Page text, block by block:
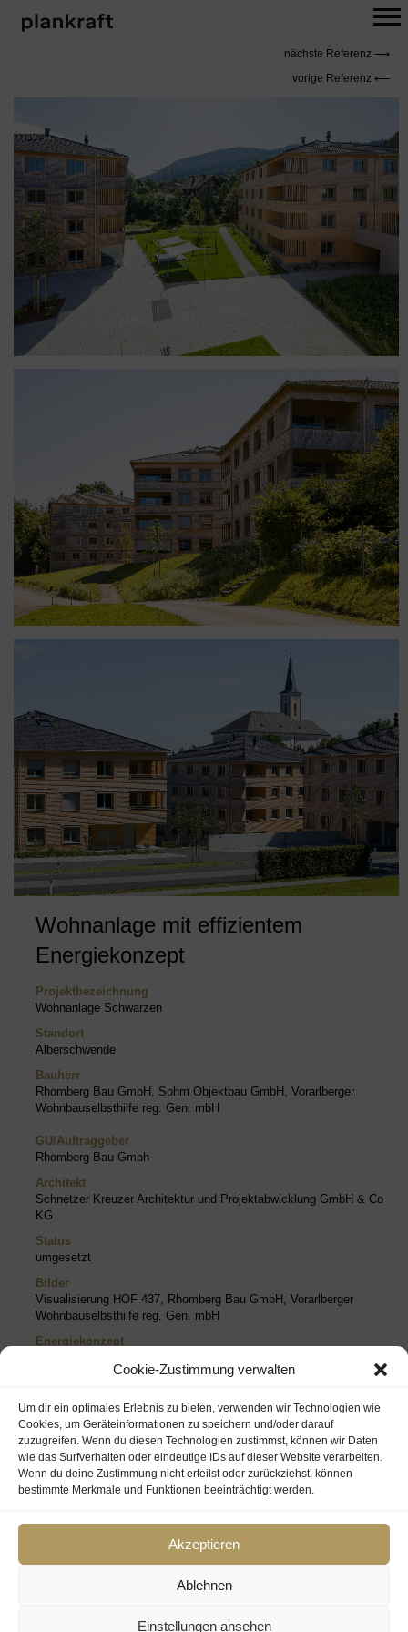
Cookie-Zustimmung verwalten
Um dir ein optimales Erlebnis zu bieten, verwenden wir Technologien wie
Cookies, um Geräteinformationen zu speichern und/oder darauf
zuzugreifen. Wenn du diesen Technologien zustimmst, können wir Daten
wie das Surfverhalten oder eindeutige IDs auf dieser Website verarbeiten.
Wenn du deine Zustimmung nicht erteilst oder zurückziehst, können
bestimmte Merkmale und Funktionen beeinträchtigt werden.
Akzeptieren
Ablehnen
Einstellungen ansehen
nächste Referenz ⟶
vorige Referenz ⟵
Wohnanlage mit effizientem
Energiekonzept
Projektbezeichnung
Wohnanlage Schwarzen
Standort
Alberschwende
Bauherr
Rhomberg Bau GmbH, Sohm Objektbau GmbH, Vorarlberger
Wohnbauselbsthilfe reg. Gen. mbH
GU/Auftraggeber
Rhomberg Bau Gmbh
Architekt
Schnetzer Kreuzer Architektur und Projektabwicklung GmbH & Co
KG
Status
umgesetzt
Bilder
Visualisierung HOF 437, Rhomberg Bau GmbH, Vorarlberger
Wohnbauselbsthilfe reg. Gen. mbH
Energiekonzept
Nahwärmesystem in Alberschwende.
Gebäudezentral mittels Hygienekombispeicher pro Gebäude
Lüftung
Komfortlüftungsanlage mit Wärmerückgewinnung
Regelung
Die Anlagen sind mit einer übergeordneten MSR-Regelung